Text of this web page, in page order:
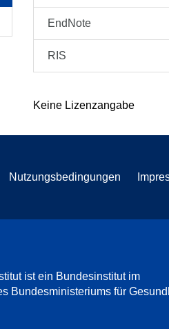
EndNote
RIS
Keine Lizenzangabe
Nutzungsbedingungen
ist ein Bundesinstitut im
Bundesministeriums für